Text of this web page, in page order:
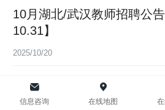
10月湖北/武汉教师招聘公
10.31】
2025/10/20
【2025年12月31日】事业
制招聘考试公告汇总
信息咨询 在线地图